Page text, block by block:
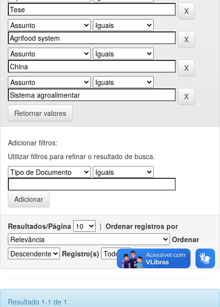
Retornar valores
Adicionar filtros:
Utilizar filtros para refinar o resultado de busca.
Resultados/Página | Ordenar registros por
Ordenar
Registro(s)
Resultado 1-1 de 1.